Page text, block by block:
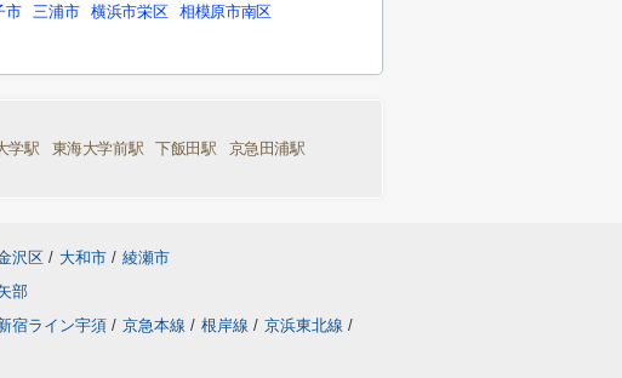
市 三浦市 横浜市栄区
相模原市南区
学駅 東海大学前駅 下飯田駅
京急田浦駅
沢区 / 大和市 / 綾瀬市
部
宿ライン宇須 / 京急本線 / 根岸線 / 京浜東北線 /